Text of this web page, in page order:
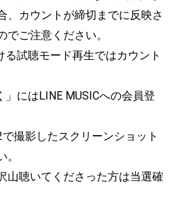
、カウントが締切までに反映さ
ご注意ください。
試聴モード再生ではカウント
にはLINE MUSICへの会員登
撮影したスクリーンショット
山聴いてくださった方は当選確